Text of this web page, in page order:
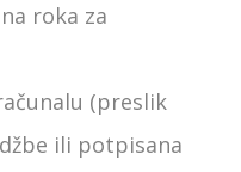
roka za
(preslik
ili potpisana